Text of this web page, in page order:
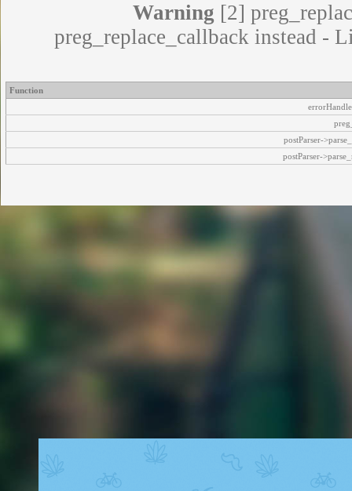
Warning [2]
preg_replace_callback instead -
Function
postParser-
postParser-